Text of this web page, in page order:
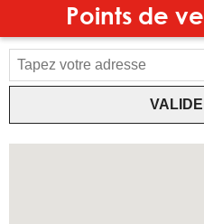
Points de